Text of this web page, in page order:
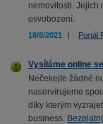
nemovitosti. Jejich
osvobození.
18/8/2021 Portál
Vysíláme online
Nečekejte žádné
naservírujeme
díky kterým
business.